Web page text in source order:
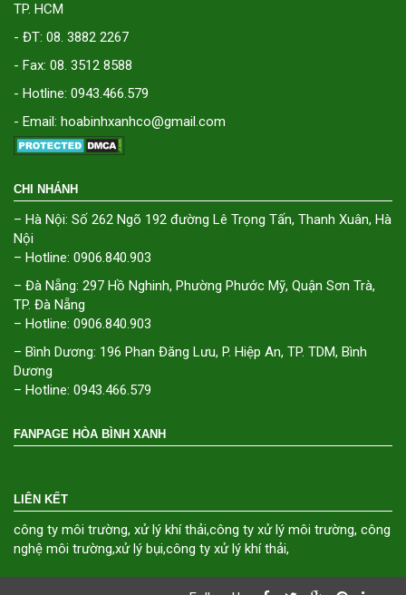
TP. HCM
- ĐT: 08. 3882 2267
- Fax: 08. 3512 8588
- Hotline: 0943.466.579
- Email: hoabinhxanhco@gmail.com
CHI NHÁNH
– Hà Nội: Số 262 Ngõ 192 đường Lê Trọng Tấn, Thanh Xuân, Hà
Nội
– Hotline: 0906.840.903
– Đà Nẵng: 297 Hồ Nghinh, Phường Phước Mỹ, Quận Sơn Trà,
TP. Đà Nẵng
– Hotline: 0906.840.903
– Bình Dương: 196 Phan Đăng Lưu, P. Hiệp An, TP. TDM, Bình
Dương
– Hotline: 0943.466.579
FANPAGE HÒA BÌNH XANH
LIÊN KẾT
công ty môi trường, xử lý khí thải,công ty xử lý môi trường, công
nghệ môi trường,xử lý bụi,công ty xử lý khí thải,